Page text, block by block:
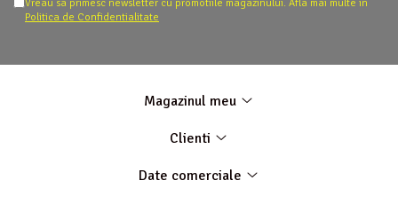
Vreau sa primesc newsletter cu promotiile magazinului. Afla mai multe in
Politica de Confidentialitate
Magazinul meu
Clienti
Date comerciale